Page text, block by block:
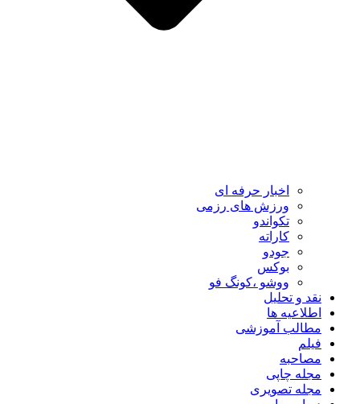
اخبار حرفه ای
ورزش های رزمی
تکواندو
کاراته
جودو
بوکس
ووشو ،کونگ فو
نقد و تحلیل
اطلاعیه ها
مطالب آموزشی
فیلم
مصاحبه
مجله چاپی
مجله تصویری